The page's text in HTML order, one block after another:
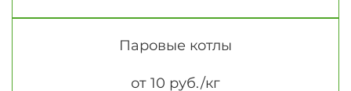
Паровые котлы
от 10 руб./кг